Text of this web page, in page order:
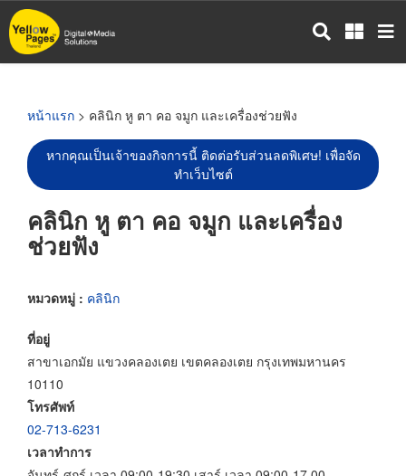
ข้าม
ไป
หน้าแรก > คลินิก หู ตา คอ จมูก และเครื่องช่วยฟัง
หากคุณเป็นเจ้าของกิจการนี้ ติดต่อรับส่วนลดพิเศษ! เพื่อจัด
ทำเว็บไซต์
คลินิก หู ตา คอ จมูก และเครื่อง
ช่วยฟัง
หมวดหมู่ : คลินิก
ที่อยู่
สาขาเอกมัย แขวงคลองเตย เขตคลองเตย กรุงเทพมหานคร
10110
โทรศัพท์
02-713-6231
เวลาทำการ